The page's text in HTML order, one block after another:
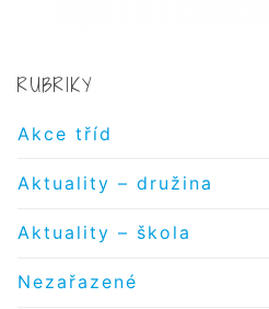
RUBRIKY
Akce tříd
Aktuality – družina
Aktuality – škola
Nezařazené